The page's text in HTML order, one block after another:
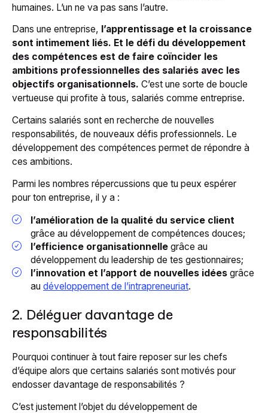
humaines. L’un ne va pas sans l’autre.
Dans une entreprise, l’apprentissage et la croissance
sont intimement liés. Et le défi du développement
des compétences est de faire coïncider les
ambitions professionnelles des salariés avec les
objectifs organisationnels. C’est une sorte de boucle
vertueuse qui profite à tous, salariés comme entreprise.
Certains salariés sont en recherche de nouvelles
responsabilités, de nouveaux défis professionnels. Le
développement des compétences permet de répondre à
ces ambitions.
Parmi les nombres répercussions que tu peux espérer
pour ton entreprise, il y a :
l’amélioration de la qualité du service client
grâce au développement de compétences douces;
l’efficience organisationnelle grâce au
développement du leadership de tes gestionnaires;
l’innovation et l’apport de nouvelles idées grâce
audéveloppement de l’intrapreneuriat.
2. Déléguer davantage de
responsabilités
Pourquoi continuer à tout faire reposer sur les chefs
d’équipe alors que certains salariés sont motivés pour
endosser davantage de responsabilités ?
C’est justement l’objet du développement de